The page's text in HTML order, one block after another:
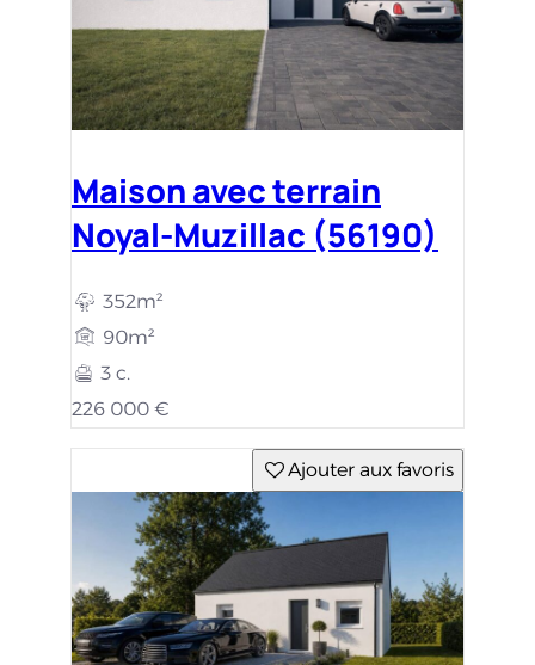
Maison avec terrain
Noyal-Muzillac (56190)
352m²
90m²
3 c.
226 000 €
Ajouter aux favoris